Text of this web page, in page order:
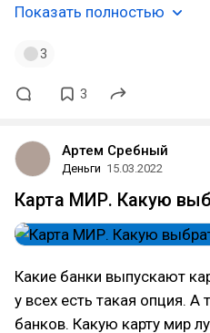
Показать полностью
3
3
Артем Сребный
Деньги 15.03.2022
Карта МИР. Какую
Какие банки выпускают
у всех есть такая опция. А
банков. Какую карту мир